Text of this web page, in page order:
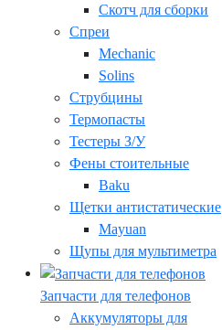
Скотч для сборки
Спреи
Mechanic
Solins
Струбцины
Термопасты
Тестеры З/У
Фены стоительные
Baku
Щетки антистатические
Mayuan
Щупы для мультиметра
Запчасти для телефонов
Аккумуляторы для